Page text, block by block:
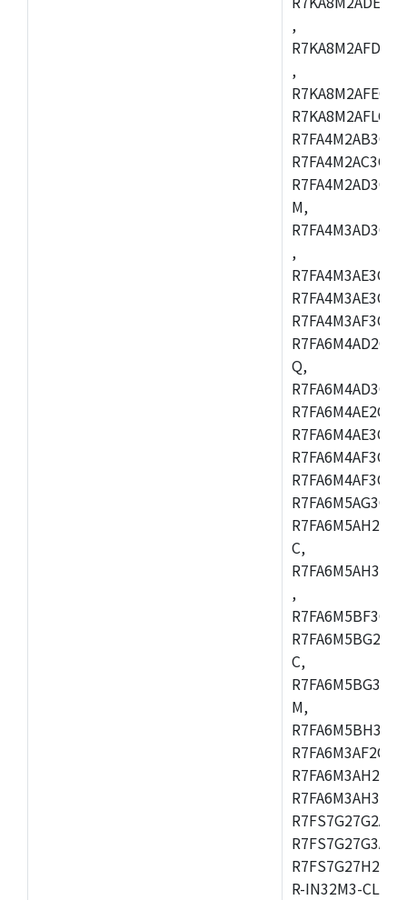
,
,
M,
,
Q,
C,
,
C,
M,
R-IN32M3-CL,R-